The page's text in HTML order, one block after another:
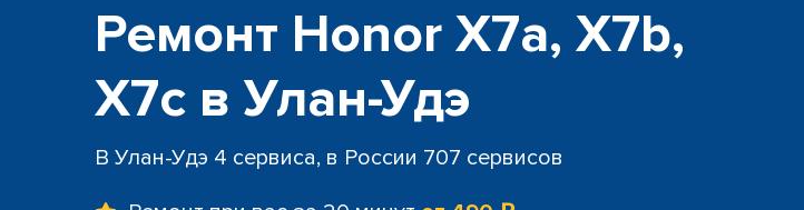
Ремонт Honor X7a, X7b,
X7c в Улан-Удэ
В Улан-Удэ 4 сервиса, в России 707 сервисов